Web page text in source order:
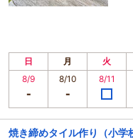
日 月 火
8/9
8/10 8/11
焼き締めタイル作り（小学